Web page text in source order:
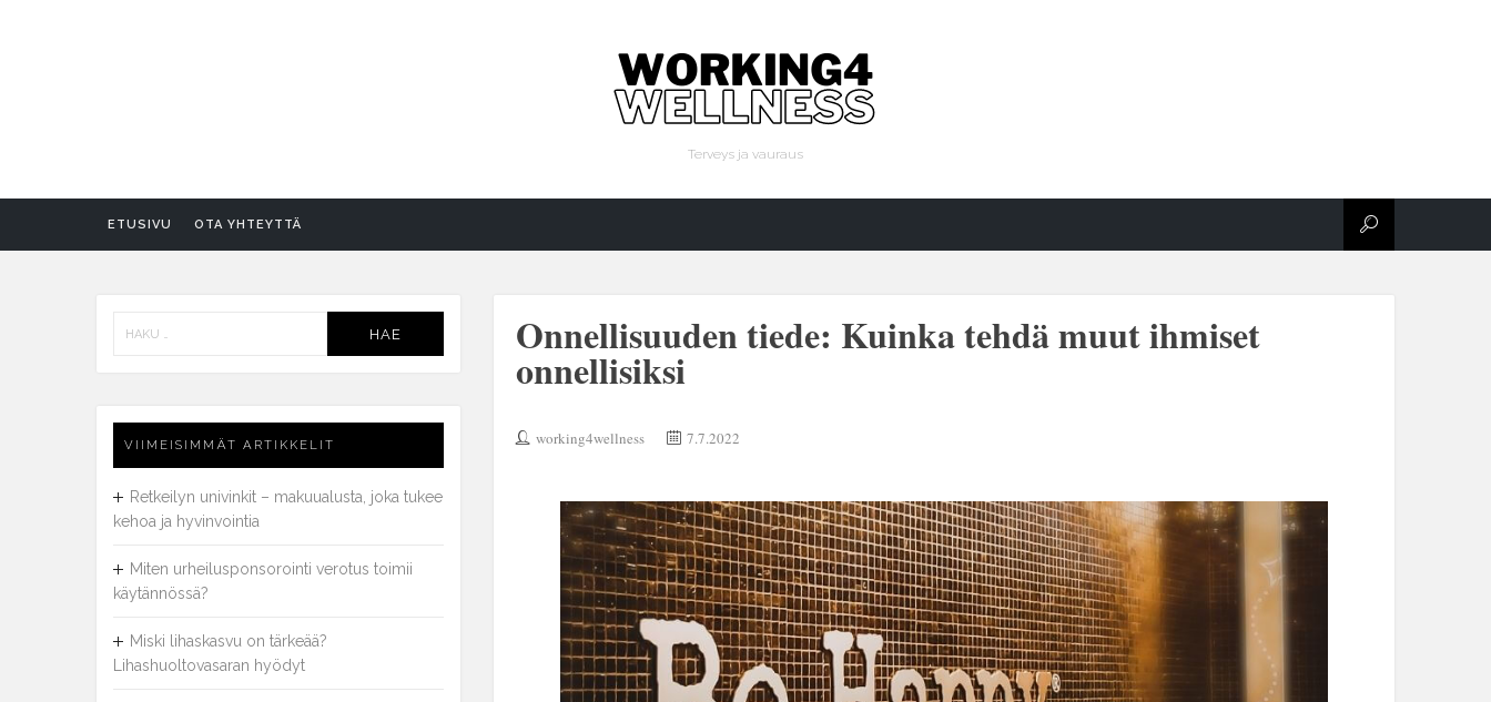
Terveys ja vauraus
ETUSIVU OTA YHTEYTTÄ
Onnellisuuden tiede: Kuinka tehdä muut ihmiset
onnellisiksi
working4wellness 7.7.2022
VIIMEISIMMÄT ARTIKKELIT
Retkeilyn univinkit – makuualusta, joka tukee
kehoa ja hyvinvointia
Miten urheilusponsorointi verotus toimii
käytännössä?
Miski lihaskasvu on tärkeää?
Lihashuoltovasaran hyödyt